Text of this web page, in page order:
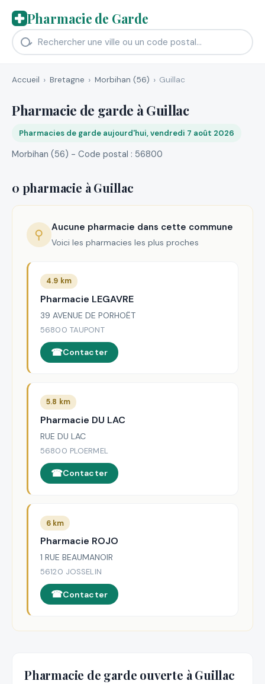
Pharmacie de Garde
Accueil Bretagne Morbihan (56) Guillac
Pharmacie de garde à Guillac
Pharmacies de garde aujourd'hui, vendredi 7 août 2026
Morbihan (56) - Code postal : 56800
0 pharmacie à Guillac
⚲ Aucune pharmacie dans cette commune
Voici les pharmacies les plus proches
4.9 km
Pharmacie LEGAVRE
39 AVENUE DE PORHOËT
56800 TAUPONT
Contacter
5.8 km
Pharmacie DU LAC
RUE DU LAC
56800 PLOERMEL
Contacter
6 km
Pharmacie ROJO
1 RUE BEAUMANOIR
56120 JOSSELIN
Contacter
Pharmacie de garde ouverte à Guillac